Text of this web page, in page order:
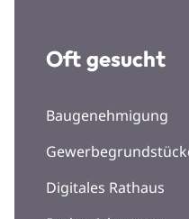
Oft gesucht
Baugenehmigung
Digitales Rathaus